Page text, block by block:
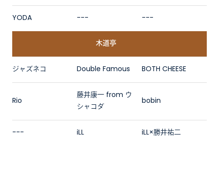
YODA --- ---
木道亭
ジャズネコ Double Famous BOTH CHEESE
Rio
藤井康一 from ウ
シャコダ
bobin
--- iLL iLL×勝井祐二